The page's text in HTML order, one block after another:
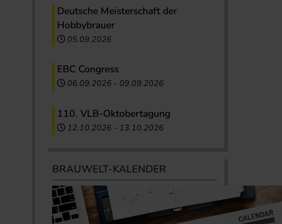
Deutsche Meisterschaft der
Hobbybrauer
05.09.2026
EBC Congress
06.09.2026 - 09.09.2026
110. VLB-Oktobertagung
12.10.2026 - 13.10.2026
BRAUWELT-KALENDER